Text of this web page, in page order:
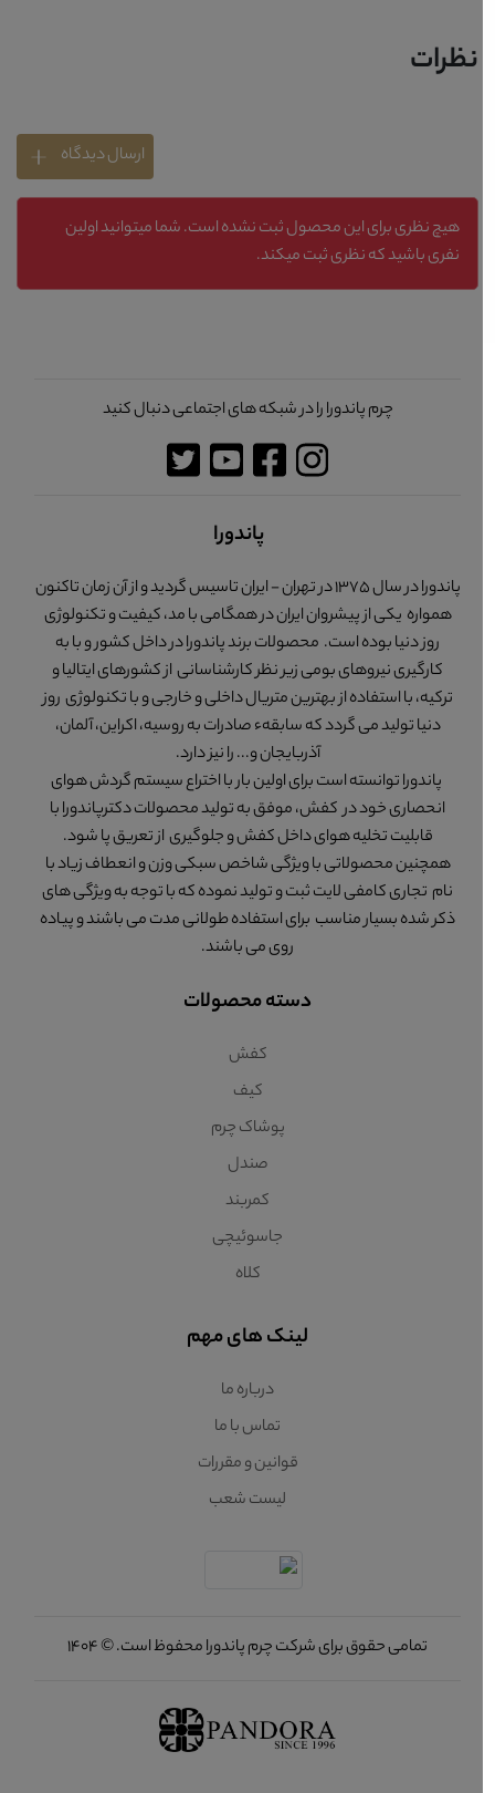
نظرات
ارسال دیدگاه
هیچ نظری برای این محصول ثبت نشده است. شما میتوانید اولین
نفری باشید که نظری ثبت میکند.
چرم پاندورا را در شبکه های اجتماعی دنبال کنید
پاندورا
پاندورا در سال 1375 در تهران - ایران تاسیس گردید و از آن زمان تاکنون
همواره یکی از پیشروان ایران در همگامی با مد، کیفیت و تکنولوژی
روز دنیا بوده است. محصولات برند پاندورا در داخل کشور و با به
کارگیری نیروهای بومی زیر نظر کارشناسانی از کشورهای ایتالیا و
ترکیه، با استفاده از بهترین متریال داخلی و خارجی و با تکنولوژی روز
دنیا تولید می گردد که سابقهء صادرات به روسیه، اکراین، آلمان،
آذربایجان و... را نیز دارد.
پاندورا توانسته است برای اولین بار با اختراع سیستم گردش هوای
انحصاری خود در کفش، موفق به تولید محصولات دکترپاندورا با
قابلیت تخلیه هوای داخل کفش و جلوگیری از تعریق پا شود.
همچنین محصولاتی با ویژگی شاخص سبکی وزن و انعطاف زیاد با
نام تجاری کامفی لایت ثبت و تولید نموده که با توجه به ویژگی های
ذکر شده بسیار مناسب برای استفاده طولانی مدت می باشند و پیاده
روی می باشند.
دسته محصولات
کفش
کیف
پوشاک چرم
صندل
کمربند
جاسوئیچی
کلاه
لینک های مهم
درباره ما
تماس با ما
قوانین و مقررات
لیست شعب
تمامی حقوق برای شرکت چرم پاندورا محفوظ است. © 1404